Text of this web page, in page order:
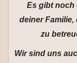
Es gibt noch
deiner
zu
Wir sind uns